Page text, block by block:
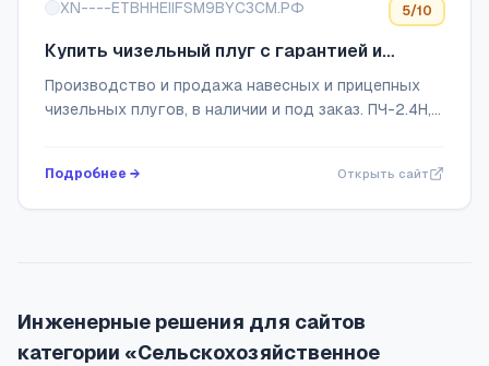
XN----ETBHHEIIFSM9BYC3CM.РФ 5/10
Купить чизельный плуг с гарантией и
надежной крепкой рамой по цене
производителя - ПЧ, ПЧН
Производство и продажа навесных и прицепных
чизельных плугов, в наличии и под заказ. ПЧ-2.4Н,
Подробнее → Открыть сайт
Инженерные решения для сайтов
категории «Сельскохозяйственное